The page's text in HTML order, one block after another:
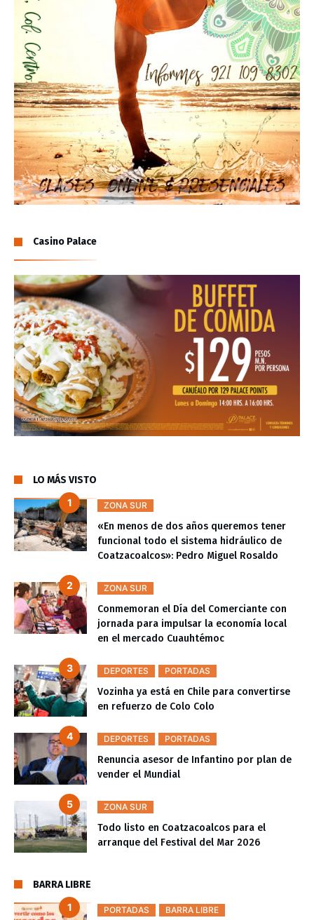
Casino Palace
LO MÁS VISTO
ZONA SUR
«En menos de dos años queremos tener
funcional todo el sistema hidráulico de
Coatzacoalcos»: Pedro Miguel Rosaldo
ZONA SUR
Conmemoran el Día del Comerciante con
jornada para impulsar la economía local
en el mercado Cuauhtémoc
DEPORTES PORTADAS
Vozinha ya está en Chile para convertirse
en refuerzo de Colo Colo
DEPORTES PORTADAS
Renuncia asesor de Infantino por plan de
vender el Mundial
ZONA SUR
Todo listo en Coatzacoalcos para el
arranque del Festival del Mar 2026
BARRA LIBRE
PORTADAS BARRA LIBRE